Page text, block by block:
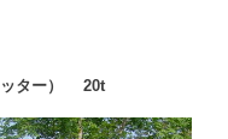
ッター） 20t